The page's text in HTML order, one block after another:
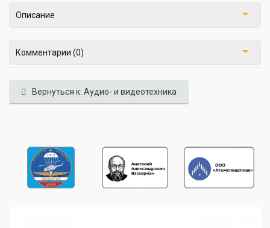
Описание
Комментарии (0)
Вернуться к: Аудио- и видеотехника